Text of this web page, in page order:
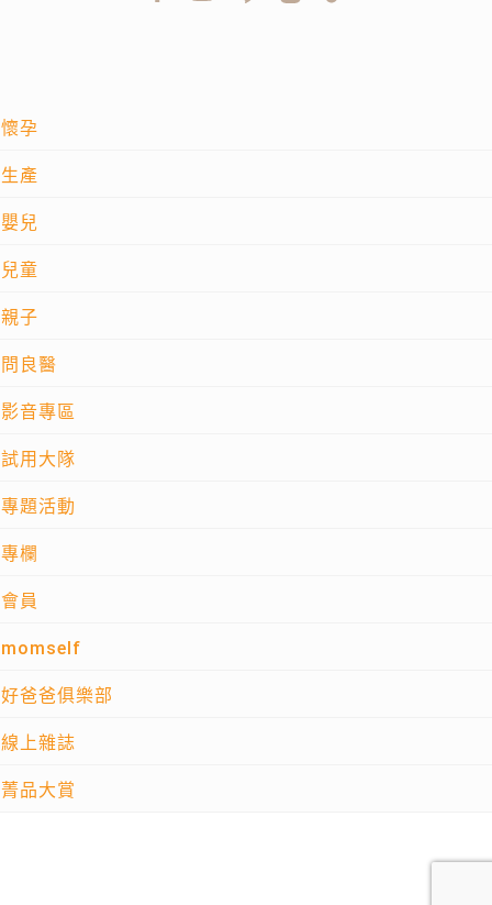
懷孕
生產
嬰兒
兒童
親子
問良醫
影音專區
試用大隊
專題活動
專欄
會員
momself
好爸爸俱樂部
線上雜誌
菁品大賞